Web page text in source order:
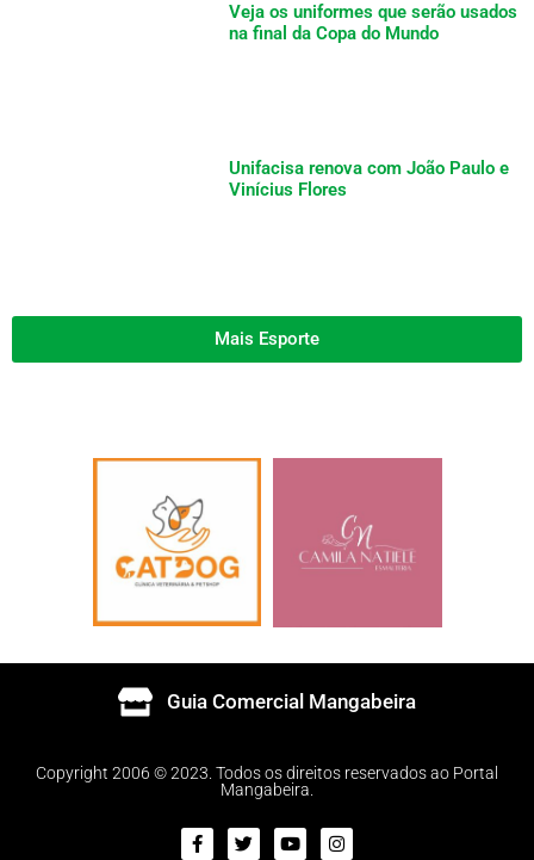
Veja os uniformes que serão usados
na final da Copa do Mundo
Unifacisa renova com João Paulo e
Vinícius Flores
Mais Esporte
Guia Comercial Mangabeira
Copyright 2006 © 2023. Todos os direitos reservados ao Portal
Mangabeira.